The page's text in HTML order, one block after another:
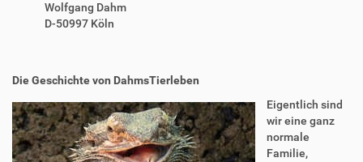
Wolfgang Dahm
D-50997 Köln
Die Geschichte von DahmsTierleben
Eigentlich sind
wir eine ganz
normale
Familie,